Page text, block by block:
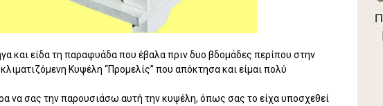
και είδα τη παραφυάδα που έβαλα πριν δυο βδομάδες περίπου στην
Κυψέλη “Προμελίς” που απόκτησα και είμαι πολύ
να σας την παρουσιάσω αυτή την κυψέλη, όπως σας το είχα υποσχεθεί